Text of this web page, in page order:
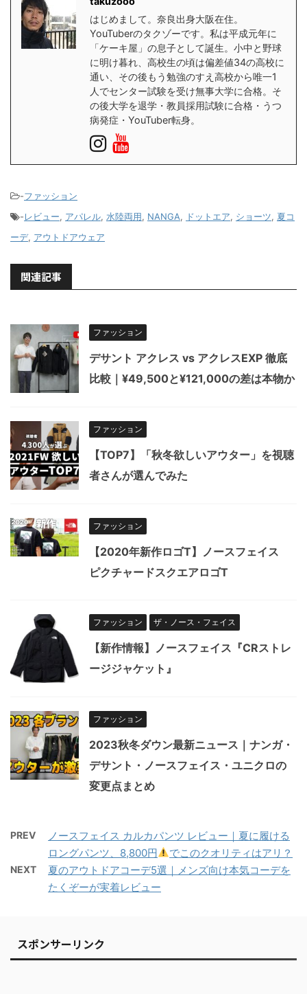
はじめまして。奈良出身大阪在住。
YouTuberのタクゾーです。私は平成元年に
「ケーキ屋」の息子として誕生。小中と野球
に明け暮れ、高校生の頃は偏差値34の高校に
通い、その後もう勉強のすえ高校から唯一1
人でセンター試験を受け無事大学に合格。そ
の後大学を退学・教員採用試験に合格・うつ
病発症・YouTuber転身。
-ファッション
-レビュー, アパレル, 水陸両用, NANGA, ドットエア, ショーツ, 夏コ
ーデ, アウトドアウェア
関連記事
ファッション
デサント アクレス vs アクレスEXP 徹底
比較｜¥49,500と¥121,000の差は本物か
ファッション
【TOP7】「秋冬欲しいアウター」を視聴
者さんが選んでみた
ファッション
【2020年新作ロゴT】ノースフェイス
ピクチャードスクエアロゴT
ファッション ザ・ノース・フェイス
【新作情報】ノースフェイス『CRストレ
ージジャケット』
ファッション
2023秋冬ダウン最新ニュース｜ナンガ・
デサント・ノースフェイス・ユニクロの
変更点まとめ
PREV
ノースフェイス カルカパンツ レビュー｜夏に履ける
ロングパンツ、8,800円
でこのクオリティはアリ？
NEXT
夏のアウトドアコーデ5選｜メンズ向け本気コーデを
たくぞーが実着レビュー
スポンサーリンク